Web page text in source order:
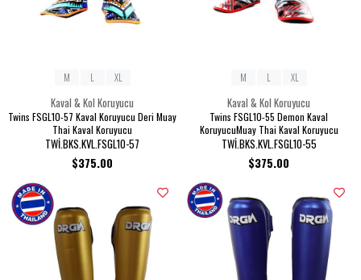
Kaval & Kol Koruyucu
Twins FSGL10-57 Kaval Koruyucu Deri Muay
Thai Kaval Koruyucu
TWİ.BKS.KVL.FSGL10-57
$375.00
M L XL
Kaval & Kol Koruyucu
Twins FSGL10-55 Demon Kaval
KoruyucuMuay Thai Kaval Koruyucu
TWİ.BKS.KVL.FSGL10-55
$375.00
M L XL